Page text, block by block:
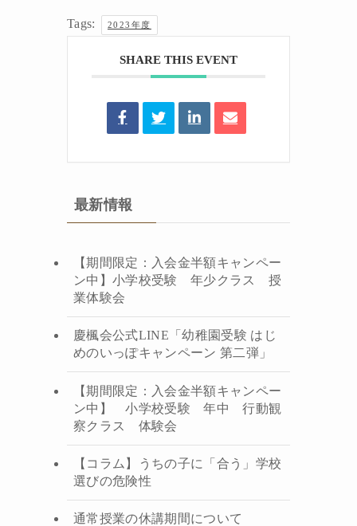
Tags: 2023年度
SHARE THIS EVENT
最新情報
【期間限定：入会金半額キャンペー
ン中】小学校受験 年少クラス 授
業体験会
慶楓会公式LINE「幼稚園受験 はじ
めのいっぽキャンペーン 第二弾」
【期間限定：入会金半額キャンペー
ン中】 小学校受験 年中 行動観
察クラス 体験会
【コラム】うちの子に「合う」学校
選びの危険性
通常授業の休講期間について